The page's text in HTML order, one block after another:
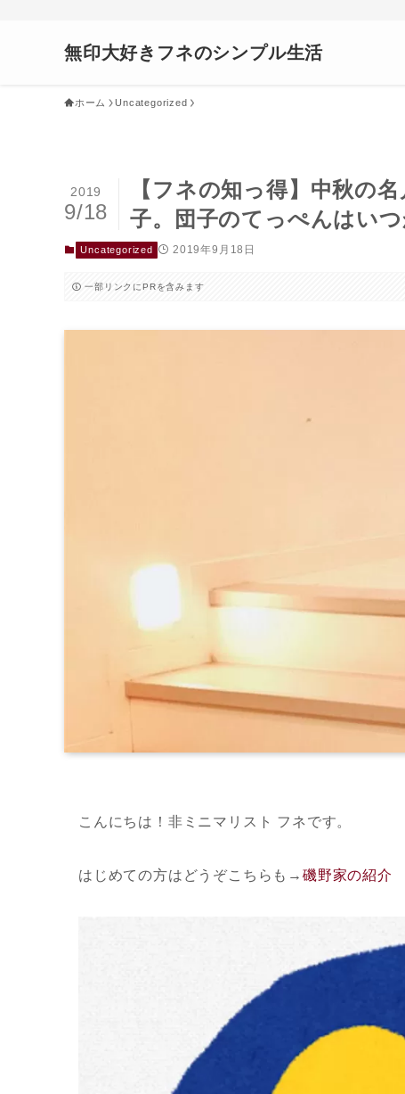
無印大好きフネのシンプル生活
ホーム Uncategorized
【フネの知っ得】中秋の
子。団子のてっぺんはいつ
2019
9/18
Uncategorized 2019年9月18日
一部リンクにPRを含みます
こんにちは！非ミニマリスト フネです。
はじめての方はどうぞこちらも →磯野家の紹介